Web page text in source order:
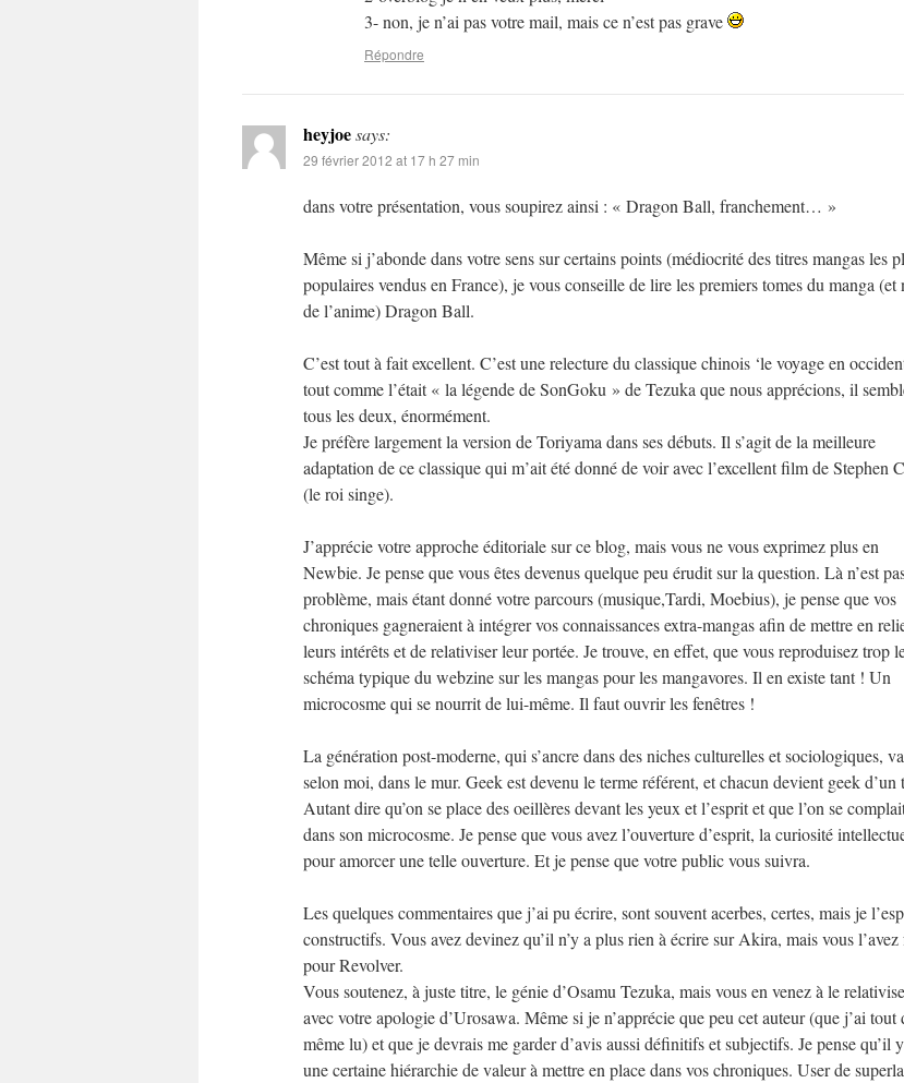
3- non, je n’ai pas votre mail, mais ce n’est pas grave
Répondre
heyjoesays:
29 février 2012 at 17 h 27 min
dans votre présentation, vous soupirez ainsi : « Dragon Ball, franchement… »
Même si j’abonde dans votre sens sur certains points (médiocrité des titres mangas les
populaires vendus en France), je vous conseille de lire les premiers tomes du manga (et
de l’anime) Dragon Ball.
C’est tout à fait excellent. C’est une relecture du classique chinois ‘le voyage en
tout comme l’était « la légende de SonGoku » de Tezuka que nous apprécions, il
tous les deux, énormément.
Je préfère largement la version de Toriyama dans ses débuts. Il s’agit de la meilleure
adaptation de ce classique qui m’ait été donné de voir avec l’excellent film de Stephen
(le roi singe).
J’apprécie votre approche éditoriale sur ce blog, mais vous ne vous exprimez plus en
Newbie. Je pense que vous êtes devenus quelque peu érudit sur la question. Là n’est
problème, mais étant donné votre parcours (musique,Tardi, Moebius), je pense que vos
chroniques gagneraient à intégrer vos connaissances extra-mangas afin de mettre en
leurs intérêts et de relativiser leur portée. Je trouve, en effet, que vous reproduisez trop
schéma typique du webzine sur les mangas pour les mangavores. Il en existe tant ! Un
microcosme qui se nourrit de lui-même. Il faut ouvrir les fenêtres !
La génération post-moderne, qui s’ancre dans des niches culturelles et sociologiques,
selon moi, dans le mur. Geek est devenu le terme référent, et chacun devient geek d’un
Autant dire qu’on se place des oeillères devant les yeux et l’esprit et que l’on se
dans son microcosme. Je pense que vous avez l’ouverture d’esprit, la curiosité
pour amorcer une telle ouverture. Et je pense que votre public vous suivra.
Les quelques commentaires que j’ai pu écrire, sont souvent acerbes, certes, mais je
constructifs. Vous avez devinez qu’il n’y a plus rien à écrire sur Akira, mais vous
pour Revolver.
Vous soutenez, à juste titre, le génie d’Osamu Tezuka, mais vous en venez à le
avec votre apologie d’Urosawa. Même si je n’apprécie que peu cet auteur (que j’ai tout
même lu) et que je devrais me garder d’avis aussi définitifs et subjectifs. Je pense qu’il
une certaine hiérarchie de valeur à mettre en place dans vos chroniques. User de